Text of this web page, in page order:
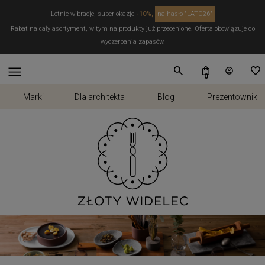
Letnie wibracje, super okazje -10%,
na hasło "LATO26"
Rabat na cały asortyment, w tym na produkty już przecenione. Oferta obowiązuje do
wyczerpania zapasów.
Marki Dla architekta Blog Prezentownik